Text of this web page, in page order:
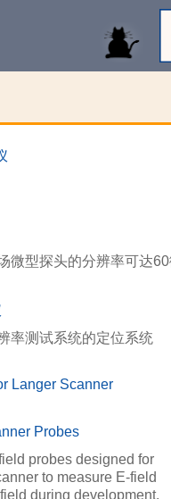
微型探头的分辨率可达
率测试系统的定位系统
Langer Scanner
Probes
probes designed for
to measure E-field
during development.